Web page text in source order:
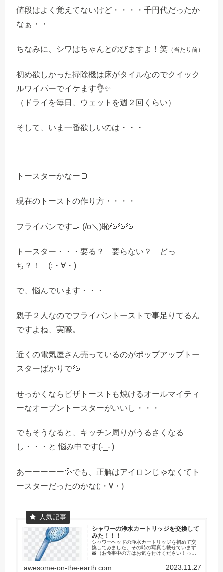
値段はよく覚えてないけど・・・・千円代だったか
なぁ・・
ちなみに、シワはちゃんとのびますよ！笑 （当たり前）
初め欲しかった掃除機は床がタイルなのでクイック
ルワイパーでイケます👌✨
（ドライを毎日、ウェットを週２回くらい）
そして、いま一番欲しいのは・・・
トースターかなー🍞
現在のトーストの作り方・・・・
フライパンです🍳 (/o＼)恥💦💦💦
トースター・・・要る？ 要らない？ どっ
ち？！ (;・∀・)
で、悩んでいます・・・
親子２人なのでフライパントーストで事足りてるん
ですよね、実際。
近くの電気屋さん売っているのがポップアップトー
スターばかりで💦
せっかくならピザトーストも焼けるオールマイティ
ーなオーブントースターがいいし・・・
でもそうなると、キッチン周りがうるさくなる
し・・・と 悩み中です(-_-;)
あーーーーー💦でも、正解はアイロンじゃなくてト
ースターだったのかな(;・∀・)
シャワーの浄水カートリッジを交換して
みた！！！
シャワーヘッドの浄水カートリッジを初めて交
換してみました。その時の写真も載せています
📸（お食事中の方はお気を付けください！って
awesome-on-the-earth.com 2023.11.27